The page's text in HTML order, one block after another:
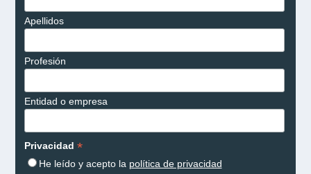
Apellidos
Profesión
Entidad o empresa
Privacidad *
He leído y acepto la política de privacidad